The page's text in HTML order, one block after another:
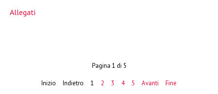
Allegati
Pagina 1 di 5
Inizio Indietro 1 2 3 4 5 Avanti Fine